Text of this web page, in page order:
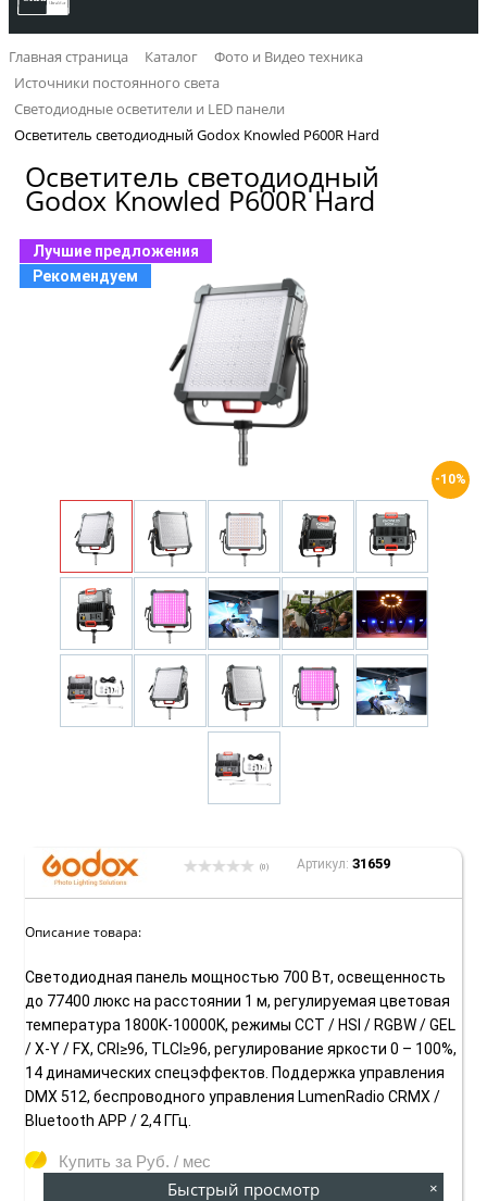
Главная страница Каталог
Фото и Видео техника
Источники постоянного света
Светодиодные осветители и LED панели
Осветитель светодиодный Godox Knowled P600R Hard
Осветитель светодиодный
Godox Knowled P600R Hard
Лучшие предложения
Рекомендуем
-10%
(0) Артикул: 31659
Описание товара:
Светодиодная панель мощностью 700 Вт, освещенность
до 77400 люкс на расстоянии 1 м, регулируемая цветовая
температура 1800K-10000K, режимы CCT / HSI / RGBW / GEL
/ X-Y / FX, CRI≥96, TLCI≥96, регулирование яркости 0 – 100%,
14 динамических спецэффектов. Поддержка управления
DMX 512, беспроводного управления LumenRadio CRMX /
Bluetooth APP / 2,4 ГГц.
Купить за Руб. / мес
Быстрый просмотр ×